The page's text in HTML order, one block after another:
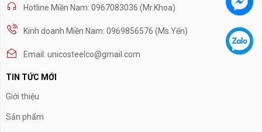
Hotline Miền Nam: 0967083036 (Mr.Khoa)
Kinh doanh Miền Nam: 0969856576 (Ms.Yến)
Email: unicosteelco@gmail.com
TIN TỨC MỚI
Giới thiệu
Sản phẩm